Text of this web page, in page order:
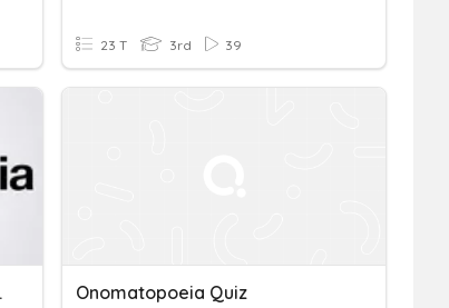
23 T 3rd 39
Onomatopoeia Quiz